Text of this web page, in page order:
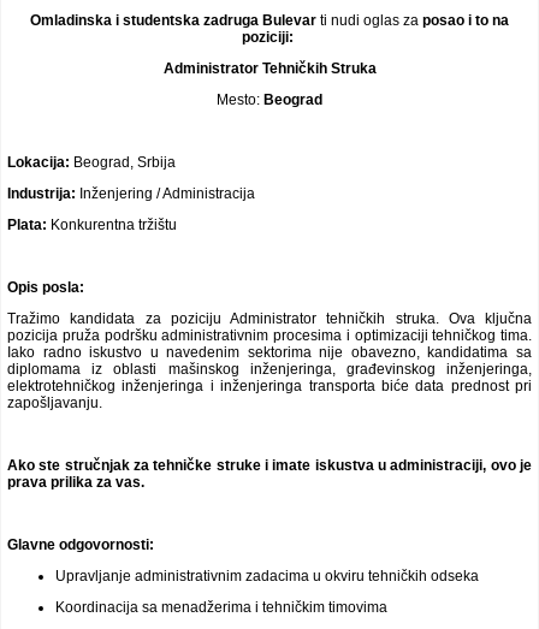
Omladinska i studentska zadruga Bulevar ti nudi oglas za posao i to na
poziciji:
Administrator Tehničkih Struka
Mesto: Beograd
Lokacija: Beograd, Srbija
Industrija: Inženjering / Administracija
Plata: Konkurentna tržištu
Opis posla:
Tražimo kandidata za poziciju Administrator tehničkih struka. Ova ključna
pozicija pruža podršku administrativnim procesima i optimizaciji tehničkog tima.
Iako radno iskustvo u navedenim sektorima nije obavezno, kandidatima sa
diplomama iz oblasti mašinskog inženjeringa, građevinskog inženjeringa,
elektrotehničkog inženjeringa i inženjeringa transporta biće data prednost pri
zapošljavanju.
Ako ste stručnjak za tehničke struke i imate iskustva u administraciji, ovo je
prava prilika za vas.
Glavne odgovornosti:
Upravljanje administrativnim zadacima u okviru tehničkih odseka
Koordinacija sa menadžerima i tehničkim timovima